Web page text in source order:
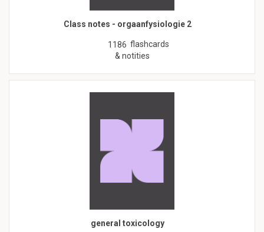
Class notes - orgaanfysiologie 2
1186 flashcards
& notities
general toxicology